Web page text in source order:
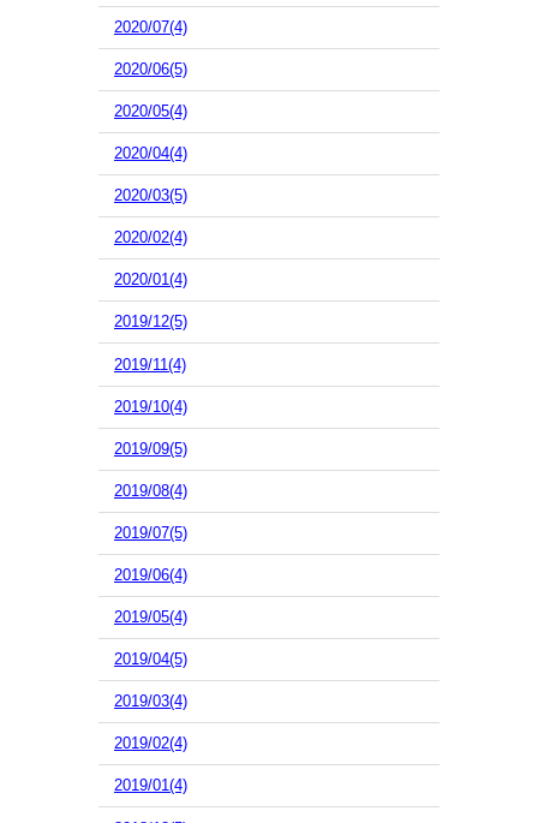
2020/07(4)
2020/06(5)
2020/05(4)
2020/04(4)
2020/03(5)
2020/02(4)
2020/01(4)
2019/12(5)
2019/11(4)
2019/10(4)
2019/09(5)
2019/08(4)
2019/07(5)
2019/06(4)
2019/05(4)
2019/04(5)
2019/03(4)
2019/02(4)
2019/01(4)